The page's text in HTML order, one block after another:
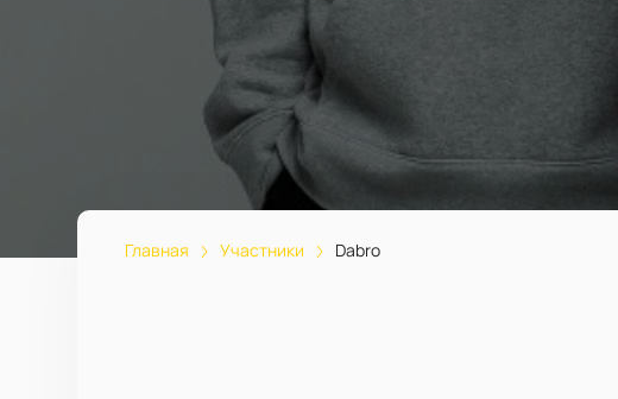
Главная Участники Dabro